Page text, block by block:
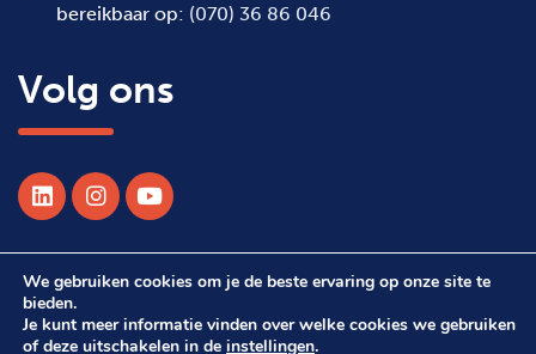
bereikbaar op: (070) 36 86 046
Volg ons
© 2026 Alle rechten voorbehouden WSDH
We gebruiken cookies om je de beste ervaring op onze site te
bieden.
Je kunt meer informatie vinden over welke cookies we gebruiken
of deze uitschakelen in de instellingen.